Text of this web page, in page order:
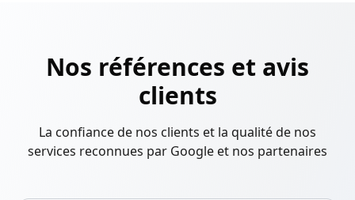
Nos références et avis
clients
La confiance de nos clients et la qualité de nos
services reconnues par Google et nos partenaires